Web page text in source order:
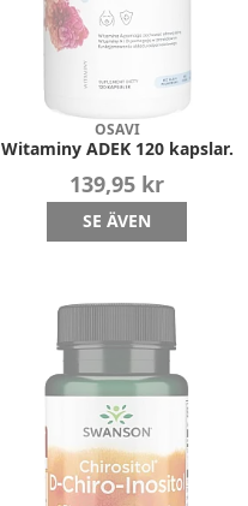
OSAVI
Witaminy ADEK 120 kapslar.
139,95 kr
SE ÄVEN